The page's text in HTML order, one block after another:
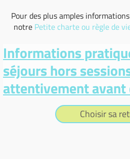
Pour des plus amples
notre Petite charte ou règle de
Informations
séjours hors
attentivement avant
Choisir sa